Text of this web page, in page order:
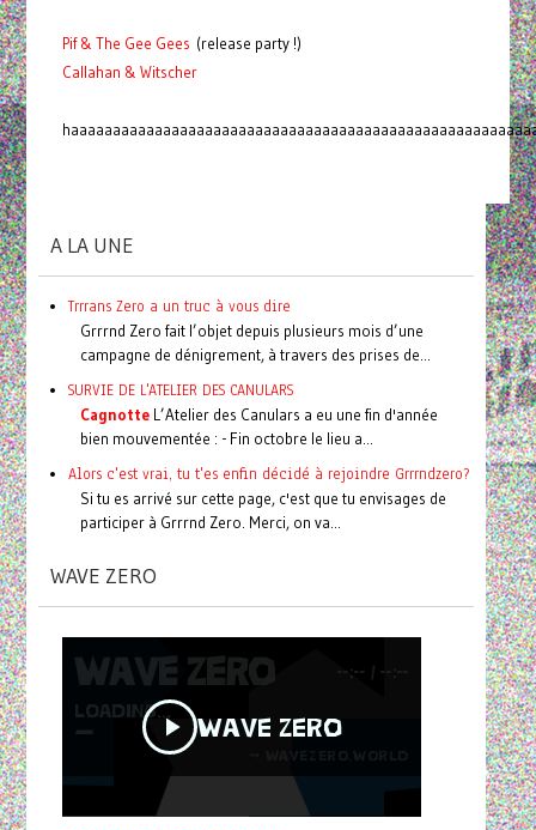
Pif& The Gee Gees (release party !)
Callahan & Witscher
A LA UNE
Trrrans Zero a un truc à vous dire
Grrrnd Zero fait l’objet depuis plusieurs mois d’une
campagne de dénigrement, à travers des prises de...
SURVIE DE L'ATELIER DES CANULARS
CagnotteL’Atelier des Canulars a eu une fin d'année
bien mouvementée : - Fin octobre le lieu a...
Alors c'est vrai, tu t'es enfin décidé à rejoindre Grrrndzero?
Si tu es arrivé sur cette page, c'est que tu envisages de
participer à Grrrnd Zero. Merci, on va...
WAVE ZERO